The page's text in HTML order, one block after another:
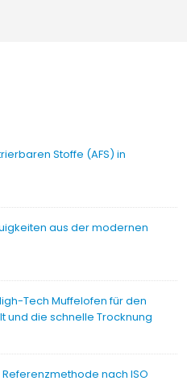
Stoffe (AFS) in
aus der modernen
Tech Muffelofen für den
und die schnelle Trocknung
nach ISO